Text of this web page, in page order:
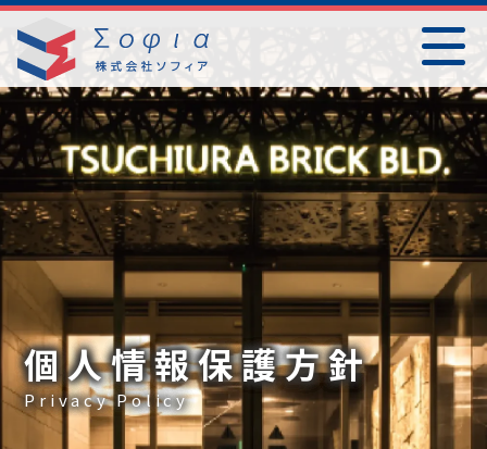
個人情報保護方針
Privacy Policy